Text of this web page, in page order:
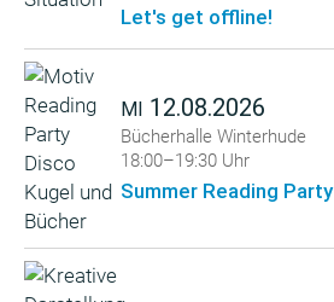
Let's get offline!
MI 12.08.2026
Bücherhalle Winterhude
18:00–19:30 Uhr
Summer Reading Party